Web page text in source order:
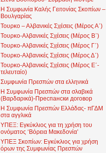
Η Συμφωνία Καλής Γειτονίας Σκοπίων –
Βουλγαρίας
Τουρκο – Αλβανικές Σχέσεις (Mέρος Α΄)
Τουρκο-Αλβανικές Σχέσεις (Μέρος Β΄)
Τουρκο-Αλβανικές Σχέσεις (Μέρος Γ΄)
Τουρκο-Αλβανικές Σχέσεις (Μέρος Δ΄)
Τουρκο-Αλβανικές Σχέσεις (Μέρος Ε΄-
τελευταίο)
Συμφωνία Πρεσπών στα ελληνικά
Η Συμφωνία Πρεσπών στα σλαβικά
(Βαρδαρικά)-Преспански договор
Η Συμφωνία Πρεσπών Ελλάδας- πΓΔΜ
στα αγγλικά
ΥΠΕΞ: Εγκύκλιος για τη χρήση του
ονόματος ‘Βόρεια Μακεδονία’
ΥΠΕΞ Σκοπίων: Εγκύκλιος για χρήση
όρων της Συμφωνίας Πρεσπών